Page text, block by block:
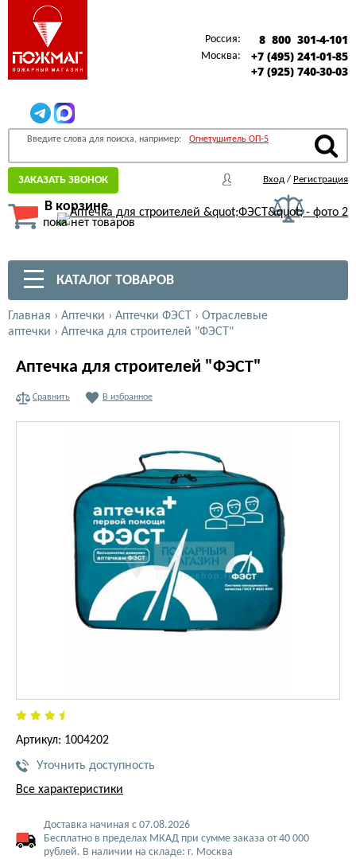
Россия: 8 800 301-4-101
Москва:
+7 (495) 241-01-85
+7 (925) 740-30-03
Введите слова для поиска, например: Огнетушитель ОП-5
ЗАКАЗАТЬ ЗВОНОК Вход / Регистрация
В корзине
пока нет товаров
КАТАЛОГ ТОВАРОВ
Главная › Аптечки › Аптечки ФЭСТ › Отраслевые
аптечки › Аптечка для строителей "ФЭСТ"
Аптечка для строителей "ФЭСТ"
Сравнить В избранное
Артикул: 1004202
Уточнить доступность
Все характеристики
Доставка начиная с 07.08.2026
Бесплатно в пределах МКАД при сумме заказа от 40 000
рублей. В наличии на складе: г. Москва